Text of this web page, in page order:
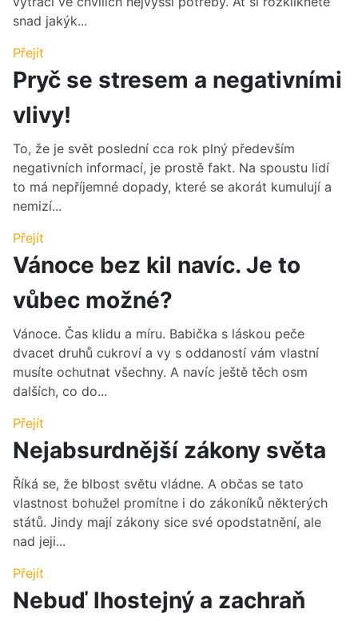
snad jakýk...
Přejít
Pryč se stresem a negativními
vlivy!
To, že je svět poslední cca rok plný především
negativních informací, je prostě fakt. Na spoustu lidí
to má nepříjemné dopady, které se akorát kumulují a
nemizí...
Přejít
Vánoce bez kil navíc. Je to
vůbec možné?
Vánoce. Čas klidu a míru. Babička s láskou peče
dvacet druhů cukroví a vy s oddaností vám vlastní
musíte ochutnat všechny. A navíc ještě těch osm
dalších, co do...
Přejít
Nejabsurdnější zákony světa
Říká se, že blbost světu vládne. A občas se tato
vlastnost bohužel promítne i do zákoníků některých
států. Jindy mají zákony sice své opodstatnění, ale
nad jeji...
Přejít
Nebuď lhostejný a zachraň